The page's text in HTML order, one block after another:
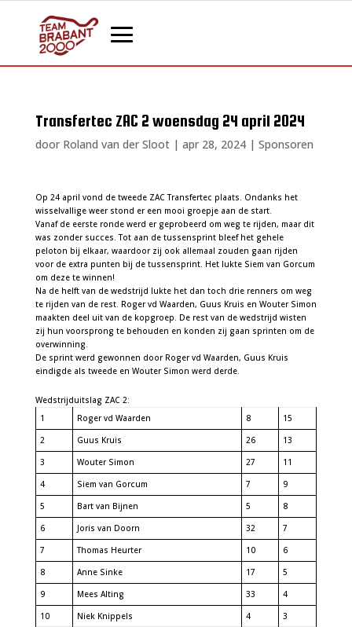
Transfertec ZAC 2 woensdag 24 april 2024
door Roland van der Sloot| apr 28, 2024| Sponsoren
Op 24 april vond de tweede ZAC Transfertec plaats. Ondanks het
wisselvallige weer stond er een mooi groepje aan de start.
Vanaf de eerste ronde werd er geprobeerd om weg te rijden, maar dit
was zonder succes. Tot aan de tussensprint bleef het gehele
peloton bij elkaar, waardoor zij ook allemaal zouden gaan rijden
voor de extra punten bij de tussensprint. Het lukte Siem van Gorcum
om deze te winnen!
Na de helft van de wedstrijd lukte het dan toch drie renners om weg
te rijden van de rest. Roger vd Waarden, Guus Kruis en Wouter Simon
maakten deel uit van de kopgroep. De rest van de wedstrijd wisten
zij hun voorsprong te behouden en konden zij gaan sprinten om de
overwinning.
De sprint werd gewonnen door Roger vd Waarden, Guus Kruis
eindigde als tweede en Wouter Simon werd derde.
Wedstrijduitslag ZAC 2:
1
Roger vd Waarden 8
15
2
Guus Kruis 26
13
3
Wouter Simon 27
11
4
Siem van Gorcum 7
9
5
Bart van Bijnen 5
8
6
Joris van Doorn 32
7
7
Thomas Heurter 10
6
8
Anne Sinke 17
5
9
Mees Alting 33
4
10
Niek Knippels 4
3